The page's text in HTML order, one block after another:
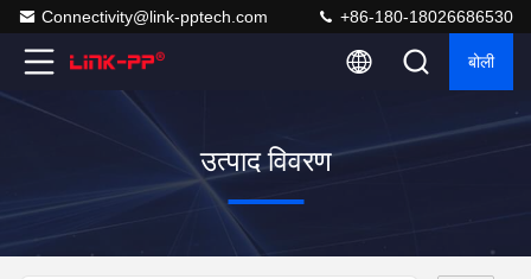
Connectivity@link-pptech.com +86-180-18026686530
बोली
उत्पाद विवरण